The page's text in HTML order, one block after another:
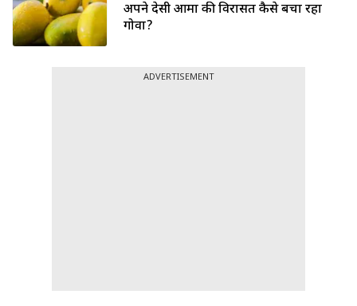
अपने देसी आमों की विरासत कैसे बचा रहा
गोवा?
ADVERTISEMENT